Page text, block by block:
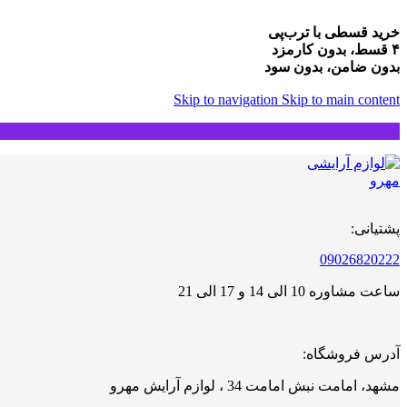
خرید قسطی با ترب‌پی
۴ قسط، بدون کارمزد
بدون ضامن، بدون سود
Skip to navigation Skip to main content
پشتیانی:
09026820222
ساعت مشاوره 10 الی 14 و 17 الی 21
آدرس فروشگاه:
مشهد، امامت نبش امامت 34 ، لوازم آرایش مهرو